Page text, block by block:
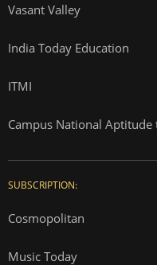
Vasant Valley
India Today Education
ITMI
Campus National Aptitude
SUBSCRIPTION:
Cosmopolitan
Music Today